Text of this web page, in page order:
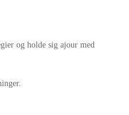
og holde sig ajour med